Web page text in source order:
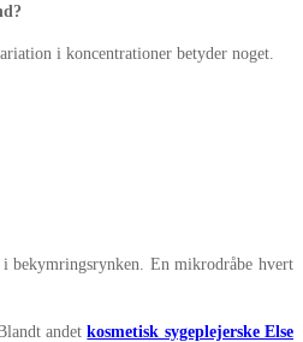
i koncentrationer betyder noget.
bekymringsrynken. En mikrodråbe hvert
andetkosmetisk sygeplejerske Else